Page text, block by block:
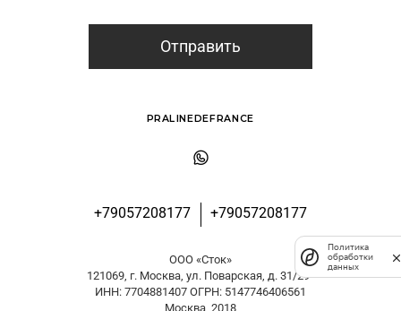
Отправить
+79057208177 +79057208177
PRALINEDEFRANCE
ООО «Сток»
121069, г. Москва, ул. Поварская, д. 31/29
ИНН: 7704881407 ОГРН: 5147746406561
Москва, 2018
Политика
обработки
данных